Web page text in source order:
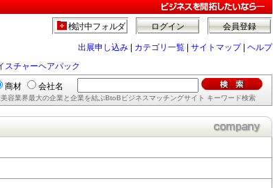
会員登録
ログイン
検討中フォルダ
出展申し込み カテゴリ一覧 サイトマップ| ヘルプ
スチャーヘアパック
商材 会社名
容業界最大の企業と企業を結ぶBtoBビジネスマッチングサイト キーワード検索